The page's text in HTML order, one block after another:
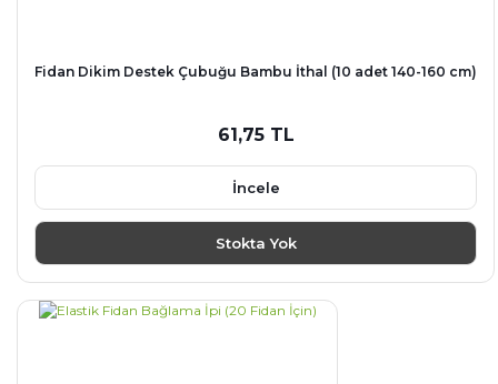
Fidan Dikim Destek Çubuğu Bambu İthal (10 adet 140-160 cm)
61,75 TL
İncele
Stokta Yok